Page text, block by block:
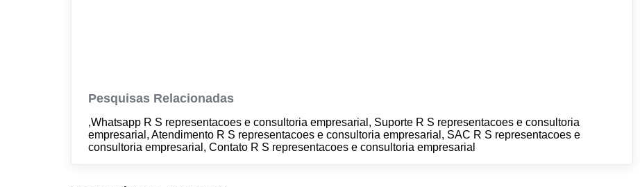
Pesquisas Relacionadas
,Whatsapp R S representacoes e consultoria empresarial, Suporte R S representacoes e consultoria
empresarial, Atendimento R S representacoes e consultoria empresarial, SAC R S representacoes e
consultoria empresarial, Contato R S representacoes e consultoria empresarial